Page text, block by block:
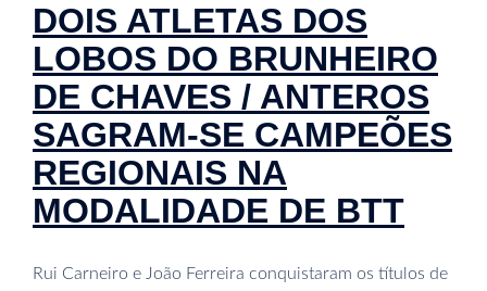
DOIS ATLETAS DOS
LOBOS DO BRUNHEIRO
DE CHAVES / ANTEROS
SAGRAM-SE CAMPEÕES
REGIONAIS NA
MODALIDADE DE BTT
Rui Carneiro e João Ferreira conquistaram os títulos de